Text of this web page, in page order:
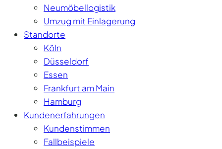
Neumöbellogistik
Umzug mit Einlagerung
Standorte
Köln
Düsseldorf
Essen
Frankfurt am Main
Hamburg
Kundenerfahrungen
Kundenstimmen
Fallbeispiele